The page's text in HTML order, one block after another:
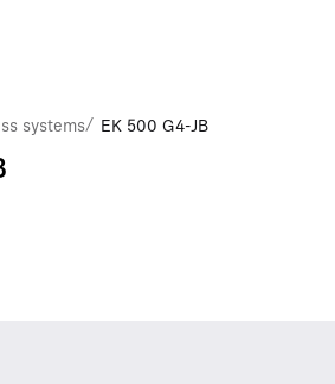
systems/ EK 500 G4-JB